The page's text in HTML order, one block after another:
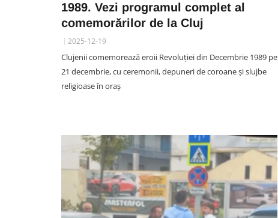
1989. Vezi programul complet al
comemorărilor de la Cluj
2025-12-19
Clujenii comemorează eroii Revoluției din Decembrie 1989 pe
21 decembrie, cu ceremonii, depuneri de coroane și slujbe
religioase în oraș